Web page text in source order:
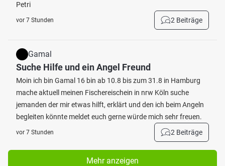
Petri
vor 7 Stunden 2 Beiträge
Gamal
Suche Hilfe und ein Angel Freund
Moin ich bin Gamal 16 bin ab 10.8 bis zum 31.8 in Hamburg
mache aktuell meinen Fischereischein in nrw Köln suche
jemanden der mir etwas hilft, erklärt und den ich beim Angeln
begleiten könnte meldet euch gerne würde mich sehr freuen.
vor 7 Stunden 2 Beiträge
Mehr anzeigen